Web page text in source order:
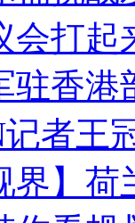
会打起
驻香港
记者王
界】